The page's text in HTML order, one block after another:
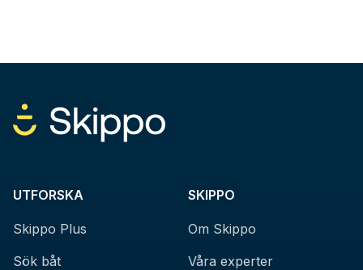
UTFORSKA
Skippo Plus
Sök båt
SKIPPO
Om Skippo
Våra experter